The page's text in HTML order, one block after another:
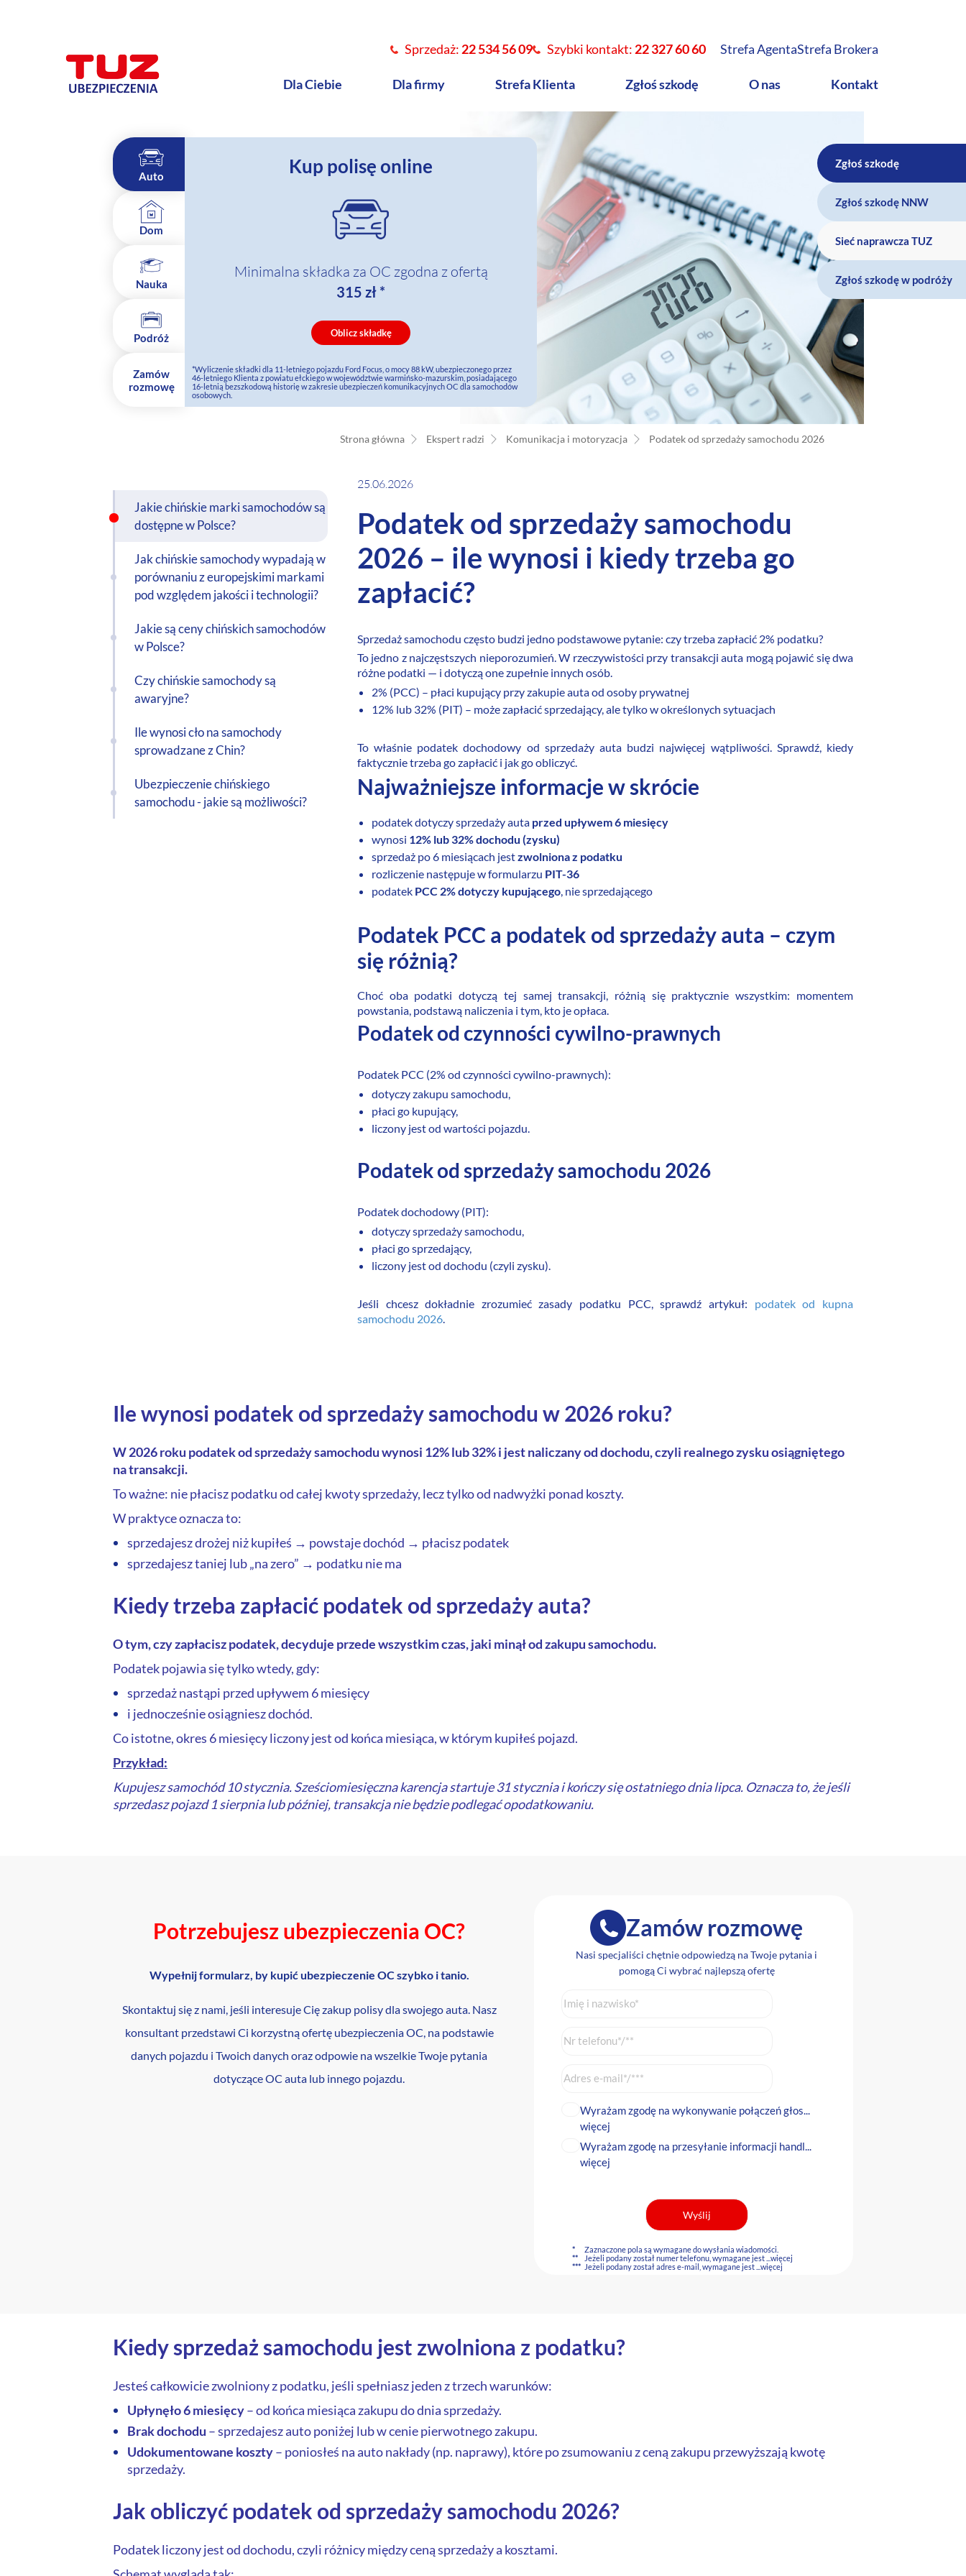
Sprzedaż: 22 534 56 09 Szybki kontakt: 22 327 60 60 Strefa AgentaStrefa Brokera
Dla Ciebie Dla firmy Strefa Klienta Zgłoś szkodę O nas Kontakt
Zgłoś szkodę
Zgłoś szkodę NNW
Sieć naprawcza TUZ
Zgłoś szkodę w podróży
Auto
Dom
Nauka
Podróż
Zamów
rozmowę
Kup polisę online
Minimalna składka za OC zgodna z ofertą
315 zł *
Oblicz składkę
*Wyliczenie składki dla 11-letniego pojazdu Ford Focus, o mocy 88 kW, ubezpieczonego przez
46-letniego Klienta z powiatu ełckiego w województwie warmińsko-mazurskim, posiadającego
16-letnią bezszkodową historię w zakresie ubezpieczeń komunikacyjnych OC dla samochodów
osobowych.
Strona główna Ekspert radzi Komunikacja i motoryzacja Podatek od sprzedaży samochodu 2026
Jakie chińskie marki samochodów są
dostępne w Polsce?
Jak chińskie samochody wypadają w
porównaniu z europejskimi markami
pod względem jakości i technologii?
Jakie są ceny chińskich samochodów
w Polsce?
Czy chińskie samochody są
awaryjne?
Ile wynosi cło na samochody
sprowadzane z Chin?
Ubezpieczenie chińskiego
samochodu - jakie są możliwości?
25.06.2026
Podatek od sprzedaży samochodu
2026 – ile wynosi i kiedy trzeba go
zapłacić?
Sprzedaż samochodu często budzi jedno podstawowe pytanie: czy trzeba zapłacić 2% podatku?
To jedno z najczęstszych nieporozumień. W rzeczywistości przy transakcji auta mogą pojawić się dwa
różne podatki — i dotyczą one zupełnie innych osób.
2% (PCC) – płaci kupujący przy zakupie auta od osoby prywatnej
12% lub 32% (PIT) – może zapłacić sprzedający, ale tylko w określonych sytuacjach
To właśnie podatek dochodowy od sprzedaży auta budzi najwięcej wątpliwości. Sprawdź, kiedy
faktycznie trzeba go zapłacić i jak go obliczyć.
Najważniejsze informacje w skrócie
podatek dotyczy sprzedaży auta przed upływem 6 miesięcy
wynosi 12% lub 32% dochodu (zysku)
sprzedaż po 6 miesiącach jestzwolniona z podatku
rozliczenie następuje w formularzu PIT-36
podatek PCC 2% dotyczy kupującego, nie sprzedającego
Podatek PCC a podatek od sprzedaży auta – czym
się różnią?
Choć oba podatki dotyczą tej samej transakcji, różnią się praktycznie wszystkim: momentem
powstania, podstawą naliczenia i tym, kto je opłaca.
Podatek od czynności cywilno-prawnych
Podatek PCC (2% od czynności cywilno-prawnych):
dotyczy zakupu samochodu,
płaci go kupujący,
liczony jest od wartości pojazdu.
Podatek od sprzedaży samochodu 2026
Podatek dochodowy (PIT):
dotyczy sprzedaży samochodu,
płaci go sprzedający,
liczony jest od dochodu (czyli zysku).
Jeśli chcesz dokładnie zrozumieć zasady podatku PCC, sprawdź artykuł: podatek od kupna
samochodu 2026.
Ile wynosi podatek od sprzedaży samochodu w 2026 roku?
W 2026 roku podatek od sprzedaży samochodu wynosi 12% lub 32% i jest naliczany od dochodu, czyli realnego zysku osiągniętego
na transakcji.
To ważne: nie płacisz podatku od całej kwoty sprzedaży, lecz tylko od nadwyżki ponad koszty.
W praktyce oznacza to:
sprzedajesz drożej niż kupiłeś → powstaje dochód → płacisz podatek
sprzedajesz taniej lub „na zero” → podatku nie ma
Kiedy trzeba zapłacić podatek od sprzedaży auta?
O tym, czy zapłacisz podatek, decyduje przede wszystkim czas, jaki minął od zakupu samochodu.
Podatek pojawia się tylko wtedy, gdy:
sprzedaż nastąpi przed upływem 6 miesięcy
i jednocześnie osiągniesz dochód.
Co istotne, okres 6 miesięcy liczony jest od końca miesiąca, w którym kupiłeś pojazd.
Przykład:
Kupujesz samochód 10 stycznia. Sześciomiesięczna karencja startuje 31 stycznia i kończy się ostatniego dnia lipca. Oznacza to, że jeśli
sprzedasz pojazd 1 sierpnia lub później, transakcja nie będzie podlegać opodatkowaniu.
Potrzebujesz ubezpieczenia OC?
Wypełnij formularz, by kupić ubezpieczenie OC szybko i tanio.
Skontaktuj się z nami, jeśli interesuje Cię zakup polisy dla swojego auta. Nasz
konsultant przedstawi Ci korzystną ofertę ubezpieczenia OC, na podstawie
danych pojazdu i Twoich danych oraz odpowie na wszelkie Twoje pytania
dotyczące OC auta lub innego pojazdu.
Zamów rozmowę
Nasi specjaliści chętnie odpowiedzą na Twoje pytania i
pomogą Ci wybrać najlepszą ofertę
Wyrażam zgodę na wykonywanie połączeń głos...
więcej
Wyrażam zgodę na przesyłanie informacji handl...
więcej
*
Zaznaczone pola są wymagane do wysłania wiadomości.
**
Jeżeli podany został numer telefonu, wymagane jest
...więcej
*** Jeżeli podany został adres e-mail, wymagane jest ...więcej
Kiedy sprzedaż samochodu jest zwolniona z podatku?
Jesteś całkowicie zwolniony z podatku, jeśli spełniasz jeden z trzech warunków:
Upłynęło 6 miesięcy– od końca miesiąca zakupu do dnia sprzedaży.
Brak dochodu – sprzedajesz auto poniżej lub w cenie pierwotnego zakupu.
Udokumentowane koszty– poniosłeś na auto nakłady (np. naprawy), które po zsumowaniu z ceną zakupu przewyższają kwotę
sprzedaży.
Jak obliczyć podatek od sprzedaży samochodu 2026?
Podatek liczony jest od dochodu, czyli różnicy między ceną sprzedaży a kosztami.